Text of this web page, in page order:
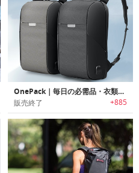
OnePack｜毎日の必需品・衣類・モバイルデバイスのキャリーに便利な19の機能ポケット付きバックパック「ワンパック」
販売終了 +885